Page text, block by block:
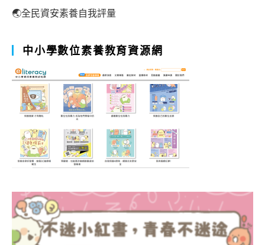
🌏全民資安素養自我評量
中小學數位素養教育資源網